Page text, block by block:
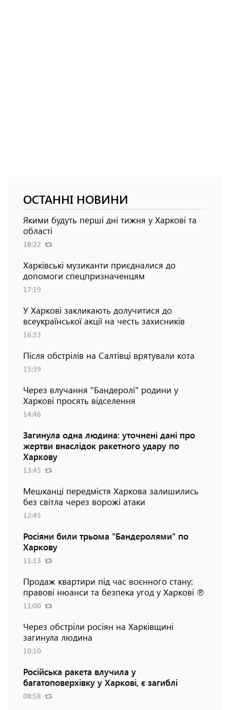
ОСТАННІ НОВИНИ
Якими будуть перші дні тижня у Харкові та
області
18:22
Харківські музиканти приєдналися до
допомоги спецпризначенцям
17:19
У Харкові закликають долучитися до
всеукраїнської акції на честь захисників
16:33
Після обстрілів на Салтівці врятували кота
15:39
Через влучання "Бандеролі" родини у
Харкові просять відселення
14:46
Загинула одна людина: уточнені дані про
жертви внаслідок ракетного удару по
Харкову
13:45
Мешканці передмістя Харкова залишились
без світла через ворожі атаки
12:45
Росіяни били трьома "Бандеролями" по
Харкову
11:13
Продаж квартири під час воєнного стану:
правові нюанси та безпека угод у Харкові ℗
11:00
Через обстріли росіян на Харківщині
загинула людина
10:10
Російська ракета влучила у
багатоповерхівку у Харкові, є загиблі
08:58